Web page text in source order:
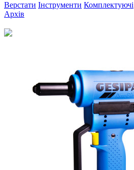
Верстати Інструменти Комплектуючі
Архів